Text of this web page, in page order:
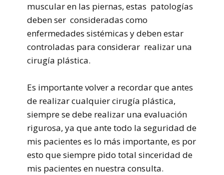
muscular en las piernas, estas patologías
deben ser consideradas como
enfermedades sistémicas y deben estar
controladas para considerar realizar una
cirugía plástica.
Es importante volver a recordar que antes
de realizar cualquier cirugía plástica,
siempre se debe realizar una evaluación
rigurosa, ya que ante todo la seguridad de
mis pacientes es lo más importante, es por
esto que siempre pido total sinceridad de
mis pacientes en nuestra consulta.